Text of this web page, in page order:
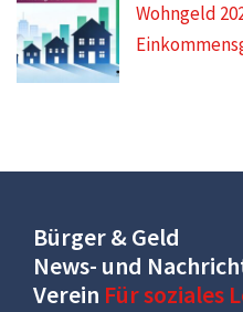
Wohngeld
Bürger & Geld
News- und
Verein Für soziales